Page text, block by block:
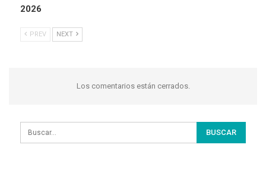
2026
PREV NEXT
Los comentarios están cerrados.